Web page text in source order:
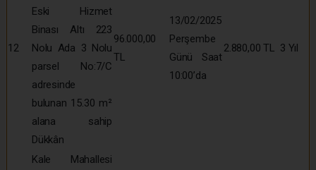
12
Eski Hizmet
Binası Altı 223
Nolu Ada 3 Nolu
parsel No:7/C
adresinde
bulunan 15.30 m²
alana sahip
Dükkân
96.000,00
TL
13/02/2025
Perşembe
Günü Saat
10:00’da
2.880,00 TL 3 Yıl
Kale Mahallesi